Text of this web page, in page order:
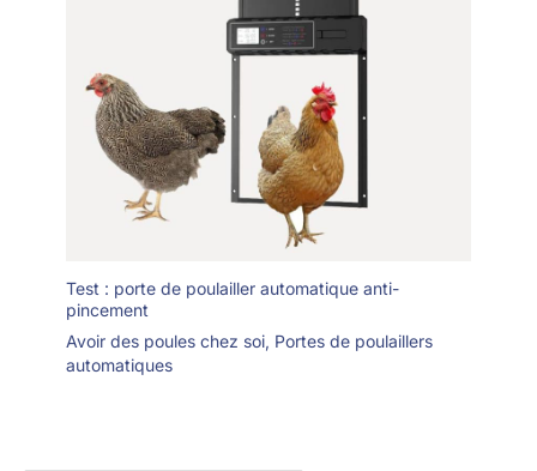
Test : porte de poulailler automatique anti-
pincement
Avoir des poules chez soi, Portes de poulaillers
automatiques